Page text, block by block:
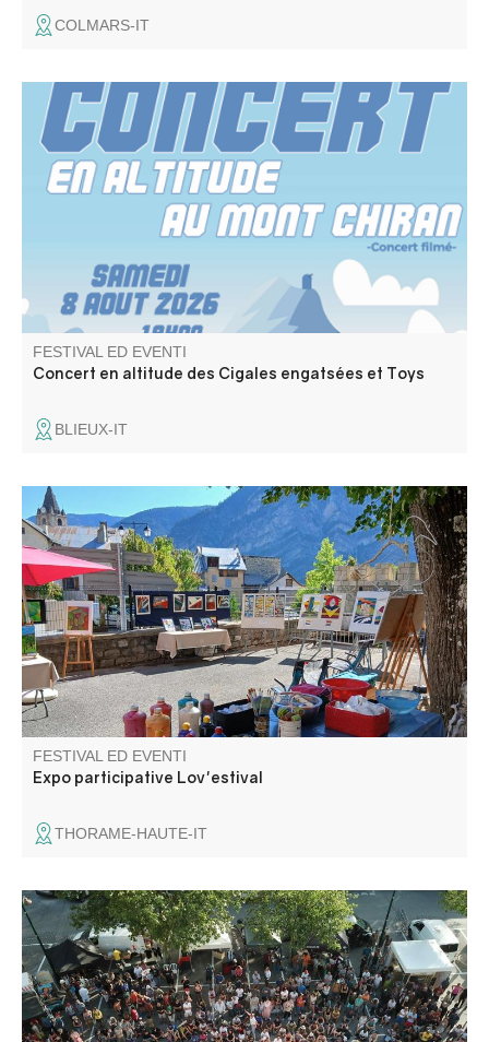
COLMARS-IT
Concert par Les Cigales engatsées (rock trad provençal)
Toys ( reprises Rolling Stones).
FESTIVAL ED EVENTI
Concert en altitude des Cigales engatsées et Toys
BLIEUX-IT
Un espace convivial où plusieurs artistes locaux dévoilent
leurs univers, pour laisser place aux échanges et aux
rencontres autour de l’art.
FESTIVAL ED EVENTI
Expo participative Lov'estival
THORAME-HAUTE-IT
Incontro amichevole e festoso, "Annot à bloc" si propone
di far scoprire e condividere l'arrampicata per un giorno,
nel magnifico sito naturale delle arenarie di Annot e nel
cuore del villaggio.